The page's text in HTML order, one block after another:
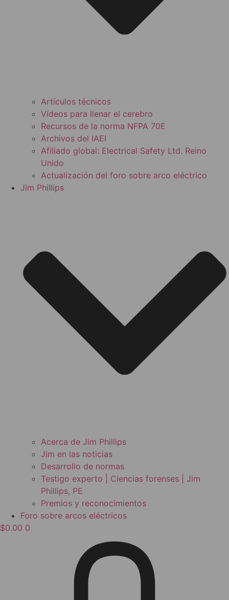
Artículos técnicos
Vídeos para llenar el cerebro
Recursos de la norma NFPA 70E
Archivos del IAEI
Afiliado global: Electrical Safety Ltd. Reino
Unido
Actualización del foro sobre arco eléctrico
Jim Phillips
Acerca de Jim Phillips
Jim en las noticias
Desarrollo de normas
Testigo experto | Ciencias forenses | Jim
Phillips, PE
Premios y reconocimientos
Foro sobre arcos eléctricos
$0.00 0